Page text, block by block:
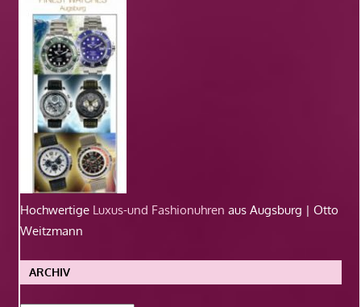
Hochwertige Luxus-und Fashionuhren aus Augsburg | Otto
Weitzmann
ARCHIV